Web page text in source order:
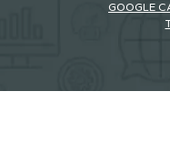
GOOGLE